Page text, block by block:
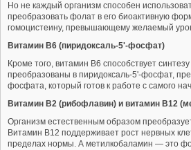
Но не каждый организм способен
преобразовать фолат в его биоактивную
гомоцистеину, превышающему желаемый
Витамин B6 (пиридоксаль-5'-фосфат)
Кроме того, витамин B6 способствует
преобразованы в пиридоксаль-5'-фосфат,
фосфата, который готов к работе с самого
Витамин B2 (рибофлавин) и витамин B12
Организм естественным образом
Витамин B12 поддерживает рост нервных
пределах нормы. А метилкобаламин — это